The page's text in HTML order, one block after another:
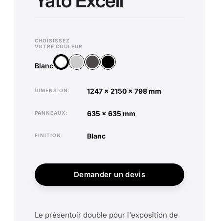
CHOISISSEZ
VOTRE COULEUR
Blanc
BlancArgentAnthracite
Noir
DIMENSION 1247 x 2150 x 798 mm
PANNEAUX 635 x 635 mm
FINITION blanc
Demander un devis
Le présentoir double pour l'exposition de